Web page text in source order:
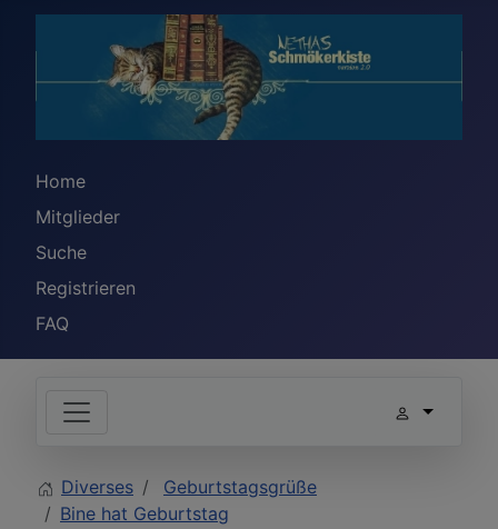
Home
Mitglieder
Suche
Registrieren
FAQ
Diverses
Geburtstagsgrüße
Bine hat Geburtstag